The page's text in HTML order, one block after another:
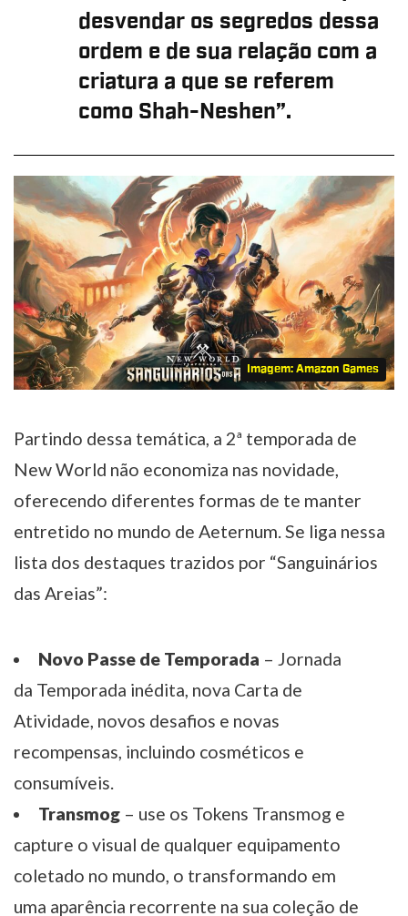
desvendar os segredos dessa
ordem e de sua relação com a
criatura a que se referem
como Shah-Neshen”.
Imagem: Amazon Games
Partindo dessa temática, a 2ª temporada de
New World não economiza nas novidade,
oferecendo diferentes formas de te manter
entretido no mundo de Aeternum. Se liga nessa
lista dos destaques trazidos por “Sanguinários
das Areias”:
Novo Passe de Temporada – Jornada
da Temporada inédita, nova Carta de
Atividade, novos desafios e novas
recompensas, incluindo cosméticos e
consumíveis.
Transmog– use os Tokens Transmog e
capture o visual de qualquer equipamento
coletado no mundo, o transformando em
uma aparência recorrente na sua coleção de